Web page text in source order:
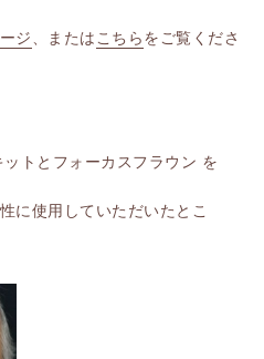
ジ 、または こちらをご覧くださ
トとフォーカスフラウン を
に使用していただいたとこ